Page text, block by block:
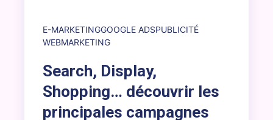
E-MARKETINGGOOGLE ADSPUBLICITÉ
WEBMARKETING
Search, Display,
Shopping… découvrir les
principales campagnes